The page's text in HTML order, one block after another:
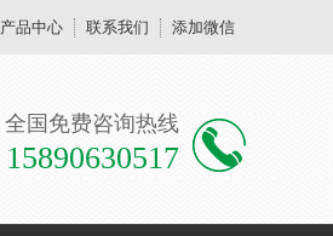
产品中心 联系我们 添加微信
全国免费咨询热线
15890630517